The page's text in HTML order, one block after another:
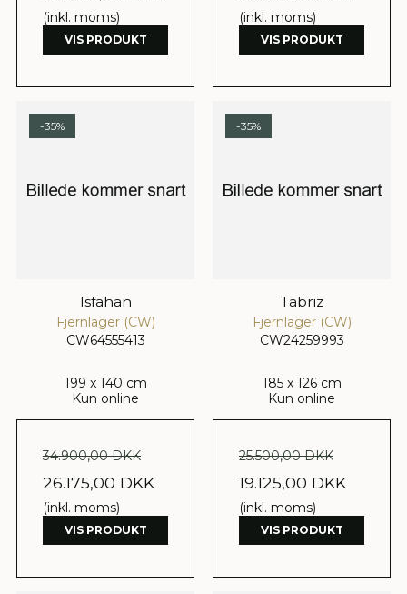
(inkl. moms)
VIS PRODUKT
(inkl. moms)
VIS PRODUKT
-35%
Isfahan
Fjernlager (CW)
CW64555413
199 x 140 cm
Kun online
34.900,00 DKK
26.175,00 DKK
(inkl. moms)
VIS PRODUKT
-35%
Tabriz
Fjernlager (CW)
CW24259993
185 x 126 cm
Kun online
25.500,00 DKK
19.125,00 DKK
(inkl. moms)
VIS PRODUKT